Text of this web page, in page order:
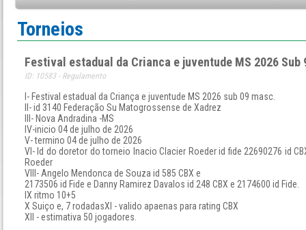
Fale Conosco
Torneios
Festival estadual da Crianca e juventude MS 2026 Sub
ID: 10583 - Regulamento
l- Festival estadual da Criança e juventude MS 2026 sub 09 masc.
ll- id 3140 Federação Su Matogrossense de Xadrez
lll- Nova Andradina -MS
lV-inicio 04 de julho de 2026
V- termino 04 de julho de 2026
Vl- Id do doretor do torneio Inacio Clacier Roeder id fide 22690276 id
Roeder
Vlll- Angelo Mendonca de Souza id 585 CBX e
2173506 id Fide e Danny Ramirez Davalos id 248 CBX e 2174600 id Fide.
lX ritmo 10+5
X Suiço e, 7 rodadasXl - valido apaenas para rating CBX
Xll - estimativa 50 jogadores.